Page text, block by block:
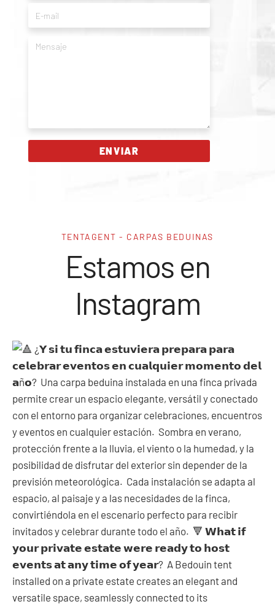
TENTAGENT - CARPAS BEDUINAS
Estamos en
Instagram